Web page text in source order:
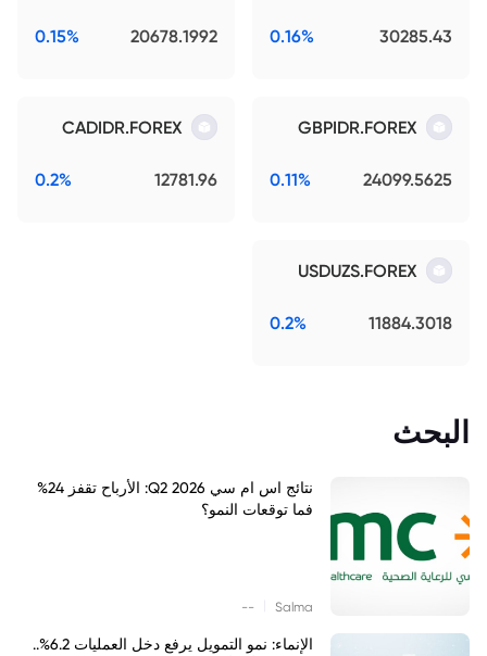
30285.43
0.16%
20678.1992
0.15%
GBPIDR.FOREX
24099.5625
0.11%
CADIDR.FOREX
12781.96
0.2%
USDUZS.FOREX
11884.3018
0.2%
البحث
نتائج اس ام سي Q2 2026: الأرباح تقفز 24%
فما توقعات النمو؟
Salma
--
الإنماء: نمو التمويل يرفع دخل العمليات 6.2%..